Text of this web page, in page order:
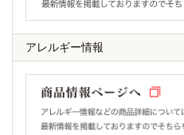
アレルギー情報